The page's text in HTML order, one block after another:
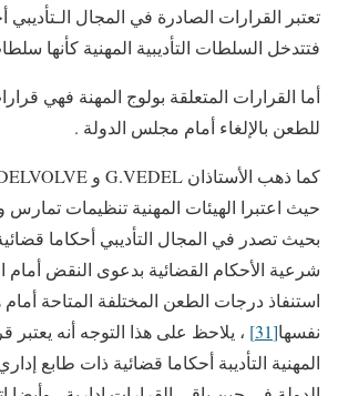
تعتبر القرارات الصادرة في المجال الـتأديبي
فتتدخل السلطات التأديبية المهنية كأنها
أما القرارات المتعلقة بولوج المهنة فهي
للطعن بالإلغاء أمام مجلس الدولة .
حيث اعتبرا الهيئات المهنية تنظيمات تمارس
بحيث تصدر في المجال التأديبي أحكاما
شرعية الأحكام القضائية بدعوى النقض أمام
استنفاذ درجات الطعن المختلفة المتاحة
نفسها[31]
، يلاحظ على هذا التوجه أنه يعتبر
المهنية التأديبة أحكاما قضائية ذات طابع